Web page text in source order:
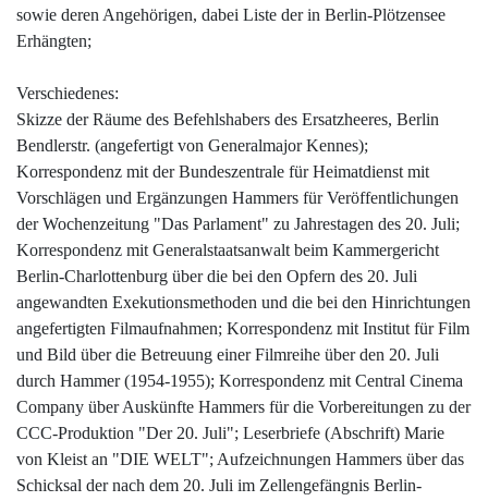
sowie deren Angehörigen, dabei Liste der in Berlin-Plötzensee
Erhängten;
Verschiedenes:
Skizze der Räume des Befehlshabers des Ersatzheeres, Berlin
Bendlerstr. (angefertigt von Generalmajor Kennes);
Korrespondenz mit der Bundeszentrale für Heimatdienst mit
Vorschlägen und Ergänzungen Hammers für Veröffentlichungen
der Wochenzeitung "Das Parlament" zu Jahrestagen des 20. Juli;
Korrespondenz mit Generalstaatsanwalt beim Kammergericht
Berlin-Charlottenburg über die bei den Opfern des 20. Juli
angewandten Exekutionsmethoden und die bei den Hinrichtungen
angefertigten Filmaufnahmen; Korrespondenz mit Institut für Film
und Bild über die Betreuung einer Filmreihe über den 20. Juli
durch Hammer (1954-1955); Korrespondenz mit Central Cinema
Company über Auskünfte Hammers für die Vorbereitungen zu der
CCC-Produktion "Der 20. Juli"; Leserbriefe (Abschrift) Marie
von Kleist an "DIE WELT"; Aufzeichnungen Hammers über das
Schicksal der nach dem 20. Juli im Zellengefängnis Berlin-